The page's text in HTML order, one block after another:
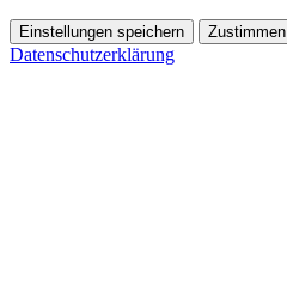
Einstellungen speichern Zustimmen
Datenschutzerklärung